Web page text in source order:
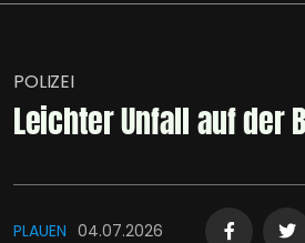
POLIZEI
Leichter Unfall auf der
PLAUEN 04.07.2026